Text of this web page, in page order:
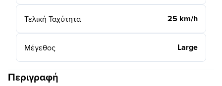
Τελική Ταχύτητα 25 km/h
Μέγεθος Large
Περιγραφή